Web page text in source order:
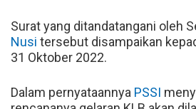
Surat yang ditandatangani oleh
Nusi tersebut disampaikan
31 Oktober 2022.
Dalam pernyataannya PSSI